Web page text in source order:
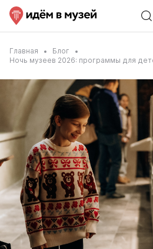
Главная
Блог
Ночь музеев 2026: программы для